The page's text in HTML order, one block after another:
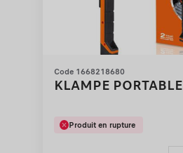
Code 1668218680
KLAMPE PORTABLE
Produit en rupture